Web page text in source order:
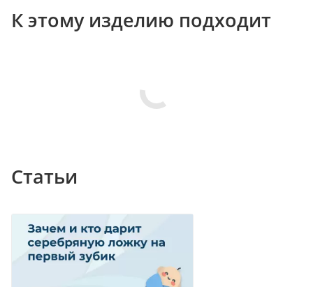
К этому изделию подходит
Статьи